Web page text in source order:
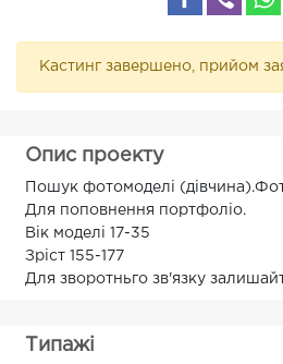
Кастинг завершено, прийом
Опис проекту
Пошук фотомоделі
Для поповнення портфоліо.
Вік моделі 17-35
Зріст 155-177
Для зворотньго зв'язку
Типажі